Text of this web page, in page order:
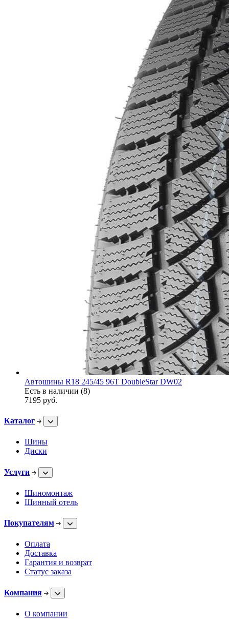
Автошины R18 245/45 96T DoubleStar DW02
Есть в наличии (8)
7195 руб.
Каталог
Шины
Диски
Услуги
Шиномонтаж
Шинный отель
Покупателям
Оплата
Доставка
Гарантия и возврат
Статус заказа
Компания
О компании